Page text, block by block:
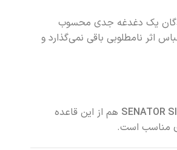
یک دغدغه جدی محسوب
اثر نامطلوبی باقی نمی‌گذارد و
SENATOR هم از این قاعده
مناسب است.